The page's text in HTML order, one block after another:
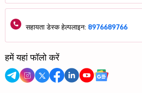
सहायता डेस्क हेल्पलाइन: 8976689766
हमें यहां फॉलो करें